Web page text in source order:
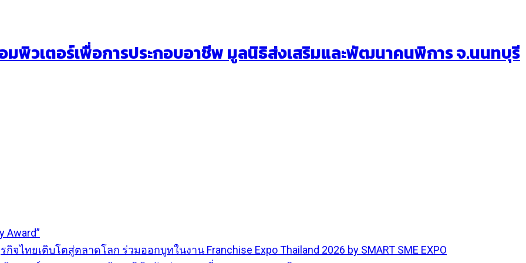
พิวเตอร์เพื่อการประกอบอาชีพ มูลนิธิส่งเสริมและพัฒนาคนพิการ จ.นนทบุรี
Award”
จไทยเติบโตสู่ตลาดโลก ร่วมออกบูทในงาน Franchise Expo Thailand 2026 by SMART SME EXPO